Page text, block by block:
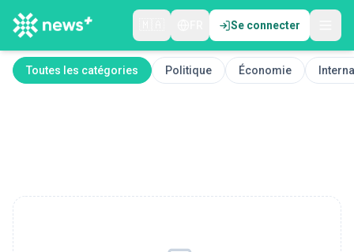
Se connecter
Toutes les catégories Politique Économie